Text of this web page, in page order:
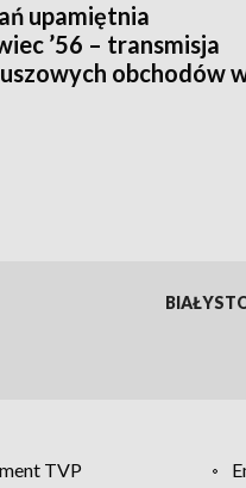
upamiętnia
’56 – transmisja
obchodów
TVP